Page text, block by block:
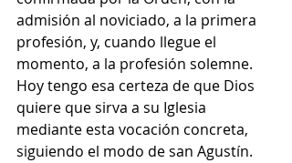
admisión al noviciado, a la primera
profesión, y, cuando llegue el
momento, a la profesión solemne.
Hoy tengo esa certeza de que Dios
quiere que sirva a su Iglesia
mediante esta vocación concreta,
siguiendo el modo de san Agustín.